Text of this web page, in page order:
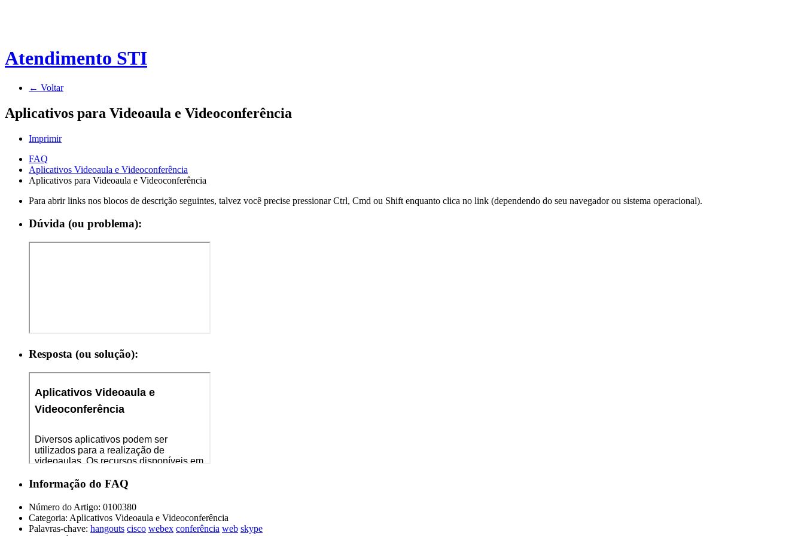
Atendimento STI
← Voltar
Aplicativos para Videoaula e Videoconferência
Imprimir
FAQ
Aplicativos Videoaula e Videoconferência
Aplicativos para Videoaula e Videoconferência
Para abrir links nos blocos de descrição seguintes, talvez você precise pressionar Ctrl, Cmd ou Shift enquanto clica no link (dependendo do seu navegador ou sistema operacional).
Dúvida (ou problema):
Resposta (ou solução):
Informação do FAQ
Número do Artigo: 0100380
Categoria: Aplicativos Videoaula e Videoconferência
Palavras-chave: hangouts cisco webex conferência web skype